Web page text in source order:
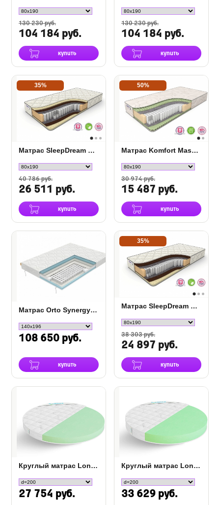
130 230 руб.
104 184 руб.
купить
130 230 руб.
104 184 руб.
купить
35%
Матрас SleepDream Medium TFK
40 786 руб.
26 511 руб.
купить
50%
Матрас Komfort Massage S-1000
30 974 руб.
15 487 руб.
купить
Матрас Orto Synergy Memory - оптимальная жесткость
108 650 руб.
купить
35%
Матрас SleepDream Hard S-1000
38 303 руб.
24 897 руб.
купить
Круглый матрас Lonax Round ППУ-15
27 754 руб.
Круглый матрас Lonax Round ППУ-19
33 629 руб.